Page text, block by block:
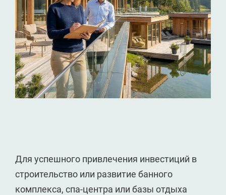
Для успешного привлечения инвестиций в
строительство или развитие банного
комплекса, спа-центра или базы отдыха